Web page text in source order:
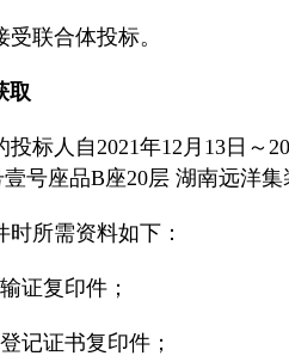
联合体投标。
取
投标人自2021年12月13日～
号座品B座20层 湖南远洋
所需资料如下：
证复印件；
记证书复印件；